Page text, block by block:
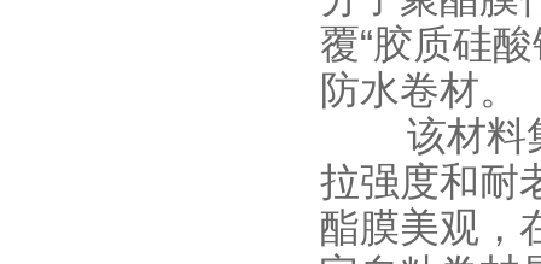
覆“胶质硅
防水卷材。
该材料集
拉强度和耐
酯膜美观，